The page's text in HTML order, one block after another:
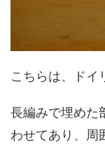
こちらは、ドイ
長編みで埋めた
わせてあり、周